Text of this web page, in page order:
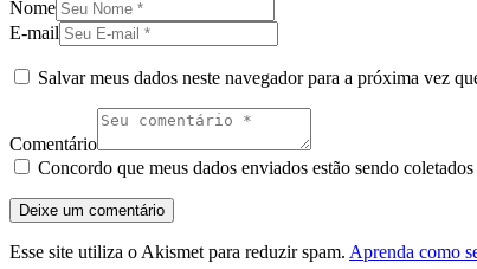
Nome
E-mail
Salvar meus dados neste navegador para a próxima vez
Comentário
Concordo que meus dados enviados estão sendo
Esse site utiliza o Akismet para reduzir spam. Aprenda como